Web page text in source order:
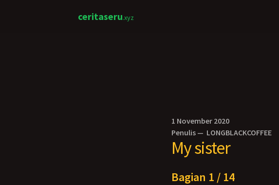
ceritaseru.xyz
1 November 2020
Penulis — LONGBLACKCOFFEE
My sister
Bagian 1 / 14